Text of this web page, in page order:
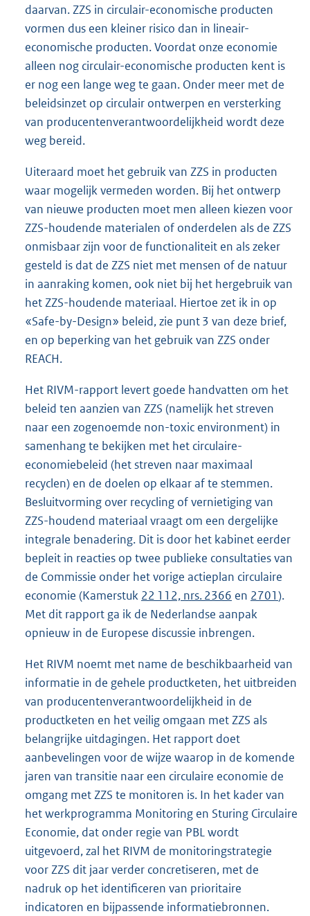
daarvan. ZZS in circulair-economische producten
vormen dus een kleiner risico dan in lineair-
economische producten. Voordat onze economie
alleen nog circulair-economische producten kent is
er nog een lange weg te gaan. Onder meer met de
beleidsinzet op circulair ontwerpen en versterking
van producentenverantwoordelijkheid wordt deze
weg bereid.
Uiteraard moet het gebruik van ZZS in producten
waar mogelijk vermeden worden. Bij het ontwerp
van nieuwe producten moet men alleen kiezen voor
ZZS-houdende materialen of onderdelen als de ZZS
onmisbaar zijn voor de functionaliteit en als zeker
gesteld is dat de ZZS niet met mensen of de natuur
in aanraking komen, ook niet bij het hergebruik van
het ZZS-houdende materiaal. Hiertoe zet ik in op
«Safe-by-Design» beleid, zie punt 3 van deze brief,
en op beperking van het gebruik van ZZS onder
REACH.
Het RIVM-rapport levert goede handvatten om het
beleid ten aanzien van ZZS (namelijk het streven
naar een zogenoemde non-toxic environment) in
samenhang te bekijken met het circulaire-
economiebeleid (het streven naar maximaal
recyclen) en de doelen op elkaar af te stemmen.
Besluitvorming over recycling of vernietiging van
ZZS-houdend materiaal vraagt om een dergelijke
integrale benadering. Dit is door het kabinet eerder
bepleit in reacties op twee publieke consultaties van
de Commissie onder het vorige actieplan circulaire
economie (Kamerstuk 22 112, nrs. 2366 en 2701).
Met dit rapport ga ik de Nederlandse aanpak
opnieuw in de Europese discussie inbrengen.
Het RIVM noemt met name de beschikbaarheid van
informatie in de gehele productketen, het uitbreiden
van producentenverantwoordelijkheid in de
productketen en het veilig omgaan met ZZS als
belangrijke uitdagingen. Het rapport doet
aanbevelingen voor de wijze waarop in de komende
jaren van transitie naar een circulaire economie de
omgang met ZZS te monitoren is. In het kader van
het werkprogramma Monitoring en Sturing Circulaire
Economie, dat onder regie van PBL wordt
uitgevoerd, zal het RIVM de monitoringstrategie
voor ZZS dit jaar verder concretiseren, met de
nadruk op het identificeren van prioritaire
indicatoren en bijpassende informatiebronnen.